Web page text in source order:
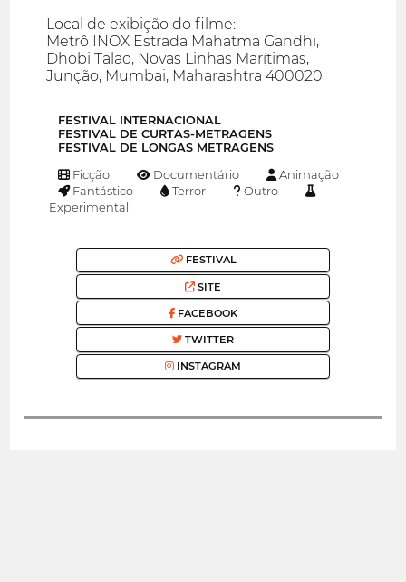
Local de exibição do filme:
Metrô INOX Estrada Mahatma Gandhi,
Dhobi Talao, Novas Linhas Marítimas,
Junção, Mumbai, Maharashtra 400020
FESTIVAL INTERNACIONAL
FESTIVAL DE CURTAS-METRAGENS
FESTIVAL DE LONGAS METRAGENS
Ficção Documentário
Animação
Fantástico
Terror
Outro
Experimental
FESTIVAL
SITE
FACEBOOK
TWITTER
INSTAGRAM